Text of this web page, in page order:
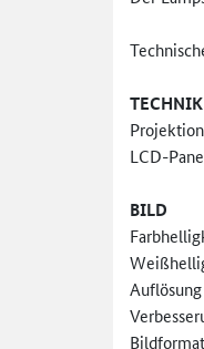
TECHNIK
LCD-
BILD